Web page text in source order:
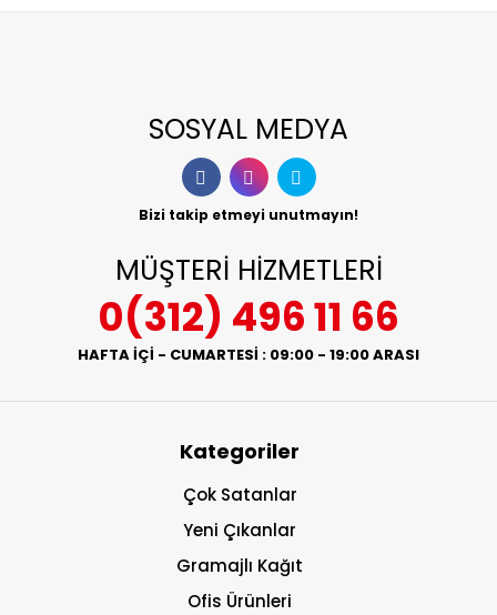
SOSYAL MEDYA
Bizi takip etmeyi unutmayın!
MÜŞTERİ HİZMETLERİ
0(312) 496 11 66
HAFTA İÇİ - CUMARTESİ : 09:00 - 19:00 ARASI
Kategoriler
Çok Satanlar
Yeni Çıkanlar
Gramajlı Kağıt
Ofis Ürünleri